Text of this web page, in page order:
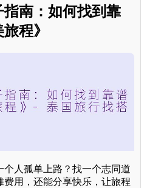
指南：如何找到靠
程》
人孤单上路？找一个志同道
用，还能分享快乐，让旅程